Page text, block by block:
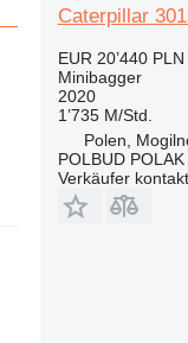
Caterpillar
EUR 20’440 PLN
Minibagger
2020
1’735 M/Std.
Polen,
POLBUD
Verkäufer